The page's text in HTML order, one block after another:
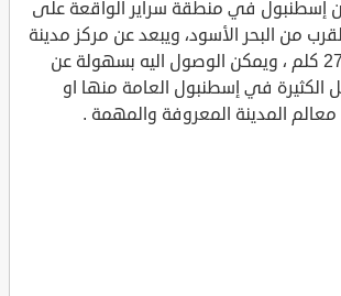
إسطنبول في منطقة سراير الواقعة على
من البحر الأسود، ويبعد عن مركز مدينة
إسطنبول حوالي 27 كلم ، ويمكن الوصول اليه بسهولة عن
الكثيرة في إسطنبول العامة منها او
المدينة المعروفة والمهمة .